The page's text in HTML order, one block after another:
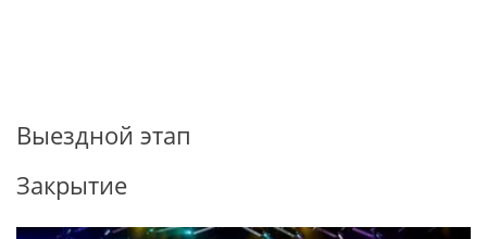
Выездной этап
Закрытие